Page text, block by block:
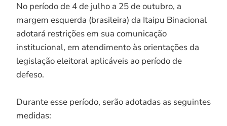
No período de 4 de julho a 25 de outubro, a
margem esquerda (brasileira) da Itaipu Binacional
adotará restrições em sua comunicação
institucional, em atendimento às orientações da
legislação eleitoral aplicáveis ao período de
defeso.
Durante esse período, serão adotadas as seguintes
medidas: